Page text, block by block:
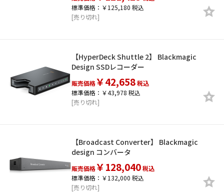
標準価格：￥125,180 税込
[売り切れ]
【HyperDeck Shuttle 2】 Blackmagic
Design SSDレコーダー
販売価格￥42,658税込
標準価格：￥43,978 税込
[売り切れ]
【Broadcast Converter】 Blackmagic
design コンバータ
販売価格￥128,040税込
標準価格：￥132,000 税込
[売り切れ]